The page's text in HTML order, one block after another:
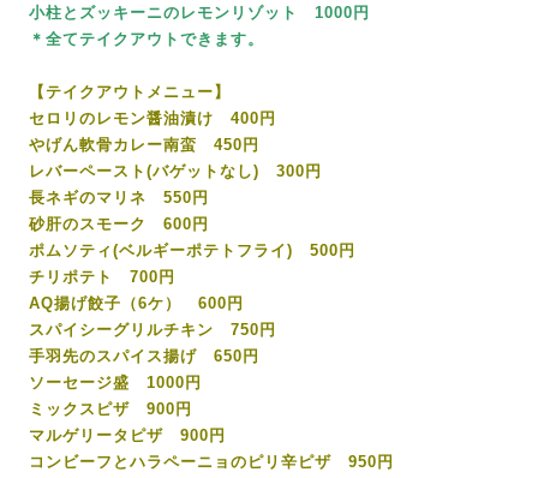
小柱とズッキーニのレモンリゾット 1000円
＊全てテイクアウトできます。
【テイクアウトメニュー】
セロリのレモン醤油漬け 400円
やげん軟骨カレー南蛮 450円
レバーペースト(バゲットなし) 300円
長ネギのマリネ 550円
砂肝のスモーク 600円
ポムソティ(ベルギーポテトフライ) 500円
チリポテト 700円
AQ揚げ餃子（6ケ） 600円
スパイシーグリルチキン 750円
手羽先のスパイス揚げ 650円
ソーセージ盛 1000円
ミックスピザ 900円
マルゲリータピザ 900円
コンビーフとハラペーニョのピリ辛ピザ 950円